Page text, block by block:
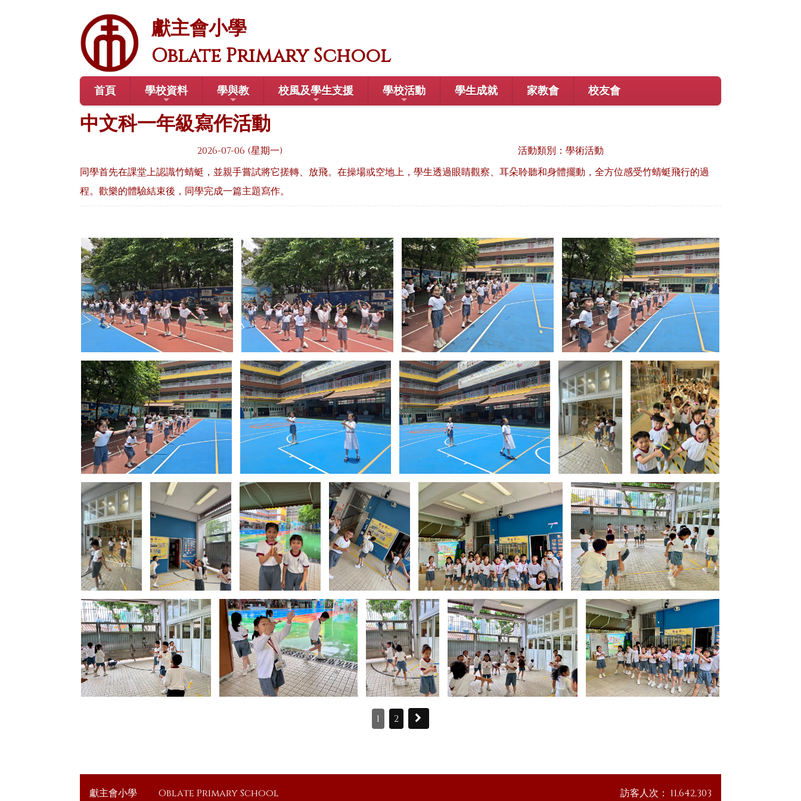
獻主會小學
Oblate Primary School
首頁 學校資料 學與教 校風及學生支援 學校活動 學生成就 家教會 校友會
中文科一年級寫作活動
2026-07-06 (星期一)
活動類別：學術活動
同學首先在課堂上認識竹蜻蜓，並親手嘗試將它搓轉、放飛。在操場或空地上，學生透過眼睛觀察、耳朵聆聽和身體擺動，全方位感受竹蜻蜓飛行的過
程。歡樂的體驗結束後，同學完成一篇主題寫作。
1 2
獻主會小學 Oblate Primary School 訪客人次： 11,642,303